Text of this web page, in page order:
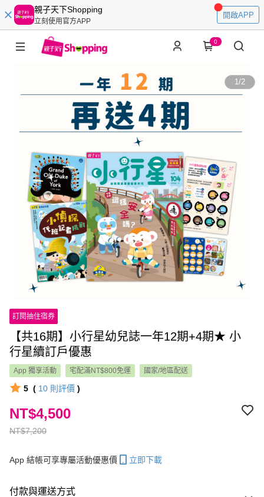
親子天下Shopping
立刻使用官方APP
開啟APP
0
1/2
訂閱抽住宿券
【共16期】小行星幼兒誌一年12期+4期★ 小
行星續訂戶優惠
App 獨享活動 宅配滿NT$800免運 國家/地區配送
5 ( 10 則評價 )
NT$7,200
NT$4,500
App 結帳可享專屬活動優惠價 立即下載
付款與運送方式